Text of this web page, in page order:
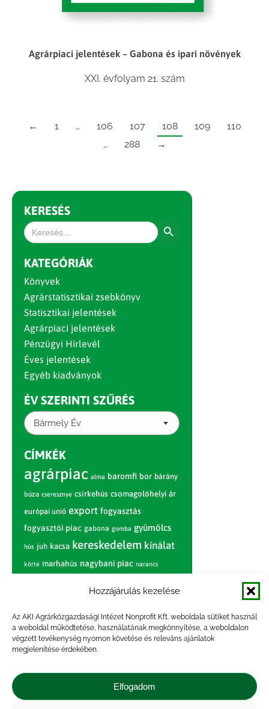
Hozzájárulás kezelése
Az AKI Agrárközgazdasági Intézet Nonprofit Kft. weboldala sütiket használ
a weboldal működtetése, használatának megkönnyítése, a weboldalon
végzett tevékenység nyomon követése és releváns ajánlatok
megjelenítése érdekében.
Elfogadom
Agrárpiaci jelentések – Gabona és ipari növények
XXI. évfolyam 21. szám
← 1 … 106 107 108 109
110
…
288 →
KERESÉS
Search
for:
KATEGÓRIÁK
Könyvek
Agrárstatisztikai zsebkönyv
Statisztikai jelentések
Agrárpiaci jelentések
Pénzügyi Hírlevél
Éves jelentések
Egyéb kiadványok
ÉV SZERINTI SZŰRÉS
Bármely Év
CÍMKÉK
agrárpiac alma baromfi bor bárány
búza cseresznye csirkehús csomagolóhelyi ár
európai unió export fogyasztás
fogyasztói piac gabona gomba gyümölcs
hús juh kacsa kereskedelem kínálat
körte marhahús nagybani piac narancs
piaci jelentés
pulyka pulykahús sertés sertéshús
szarvasmarha termelés termelői
ár
világpiac
vágómarha vágósertés zöldség árak
értékesítési ár